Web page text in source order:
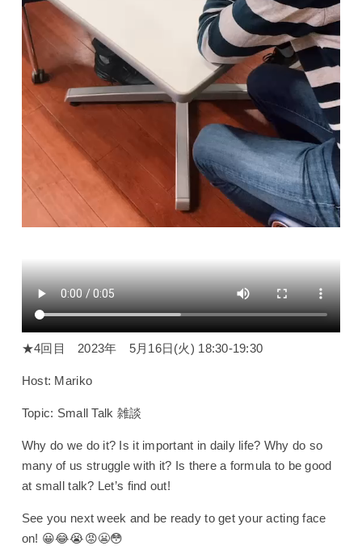
★4回目 2023年 5月16日(火) 18:30-19:30
Host: Mariko
Topic: Small Talk 雑談
Why do we do it? Is it important in daily life? Why do so
many of us struggle with it? Is there a formula to be good
at small talk? Let’s find out!
See you next week and be ready to get your acting face
on! 😀😂😭😡😬😳